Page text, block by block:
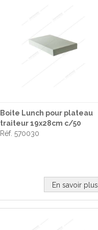
Boite Lunch pour plateau
traiteur 19x28cm c/50
Réf. 570030
En savoir plus